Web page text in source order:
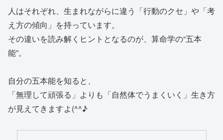
人はそれぞれ、生まれながらに違う「行動のクセ」や「考
え方の傾向」を持っています。
その違いを読み解くヒントとなるのが、算命学の“五本
能”。
自分の五本能を知ると、
「無理して頑張る」よりも「自然体でうまくいく」生き方
が見えてきますよ(^^♪